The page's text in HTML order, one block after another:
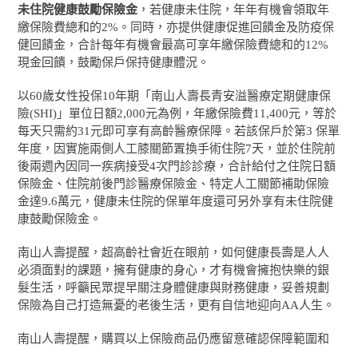
未住院健康鼓勵保險金，若健康未住院，年年有機會領取年
繳保險費總和的2%。同時，亦提供健康促進回饋金及防疫保
健回饋金，合計每年有機會最高可享年繳保險費總和的12%
現金回饋，鼓勵保戶保持健康體況。
以60歲女性投保10年期「南山人壽長青安溢醫療定期健康保
險(SHI)」單位日額2,000元為例，年繳保險費11,400元，等於
每天只需約31元即可享有高齡醫療保障。若該保戶於第3 保單
年度，因實施兩側人工膝關節置換手術住院7天，並於住院前
後兩週內因同一疾病接受4次門診診療，合計給付之住院日額
保險金、住院前後門診醫療保險金、特定人工關節補助保險
金達9.6萬元，健康未住院的保單年度還可另外享有未住院健
康鼓勵保險金。
南山人壽提醒，超高齡社會近在眼前，如何健康長壽是人人
必須面對的課題，擁有健康的身心，才有機會擁抱快樂的銀
髮生活，呼籲民眾提早關注身體健康與財務健康，妥善規劃
保險為自己打造無憂的老後生活，更有自信地迎向AA人生。
南山人壽提醒，購買以上保險商品仍應留意確認保障範圍和